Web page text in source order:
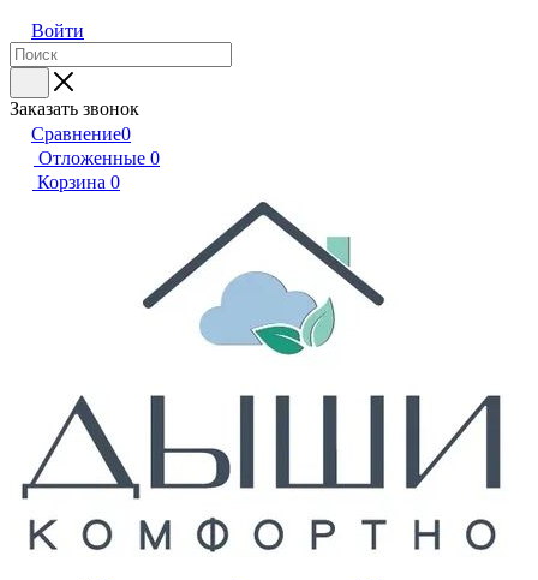
Войти
Заказать звонок
Сравнение0
Отложенные 0
Корзина 0